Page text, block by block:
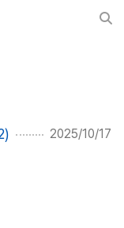
2025/10/17